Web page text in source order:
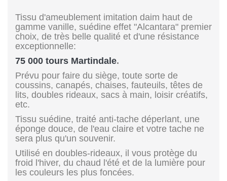
Tissu d'ameublement imitation daim haut de
gamme vanille, suédine effet "Alcantara" premier
choix, de très belle qualité et d'une résistance
exceptionnelle:
75 000 tours Martindale.
Prévu pour faire du siège, toute sorte de
coussins, canapés, chaises, fauteuils, têtes de
lits, doubles rideaux, sacs à main, loisir créatifs,
etc.
Tissu suédine, traité anti-tache déperlant, une
éponge douce, de l'eau claire et votre tache ne
sera plus qu'un souvenir.
Utilisé en doubles-rideaux, il vous protège du
froid l'hiver, du chaud l'été et de la lumière pour
les couleurs les plus foncées.